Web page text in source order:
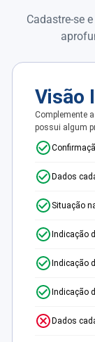
Cadastre-se
Visão
Complemente
possui algum
Dados
Situação
Indicação
Indicação
Indicação
Dados